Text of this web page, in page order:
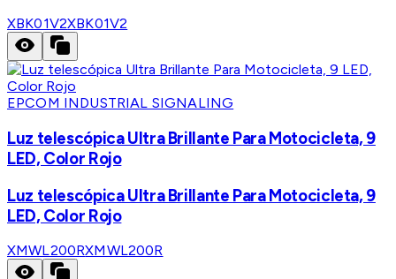
XBK01V2XBK01V2
EPCOM INDUSTRIAL SIGNALING
Luz telescópica Ultra Brillante Para Motocicleta, 9
LED, Color Rojo
Luz telescópica Ultra Brillante Para Motocicleta, 9
LED, Color Rojo
XMWL200RXMWL200R